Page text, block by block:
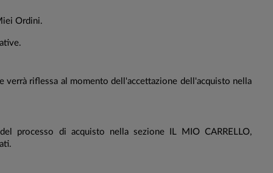
Ordini.
verrà riflessa al momento dell'accettazione dell'acquisto nella
processo di acquisto nella sezione IL MIO CARRELLO,